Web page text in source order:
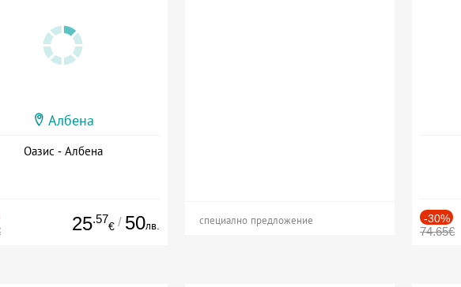
Албена
Оазис - Албена
25.57
€ / 50лв. специално предложение -30%
74.65€